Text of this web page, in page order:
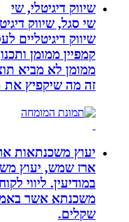
שיווק דיגיטלי, שי
שי סגל, שיווק דיגיטלי,
שיווק דיגיטליים לעסק
קמפיין ממומן ותכנון
ממומן לא מביא
זה מה שיקפיץ את
יעוץ משכנתאות ארז
ארז שמש, יעוץ
במודיעין. ליווי
משכנתא אשר
שקלים.